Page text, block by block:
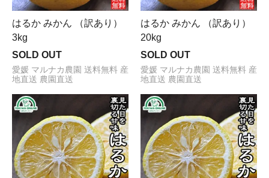
はるか みかん （訳あり）
3kg
SOLD OUT
愛媛 マルナカ農園 送料無料 産
地直送 農園直送
はるか みかん （訳あり）
20kg
SOLD OUT
愛媛 マルナカ農園 送料無料 産
地直送 農園直送